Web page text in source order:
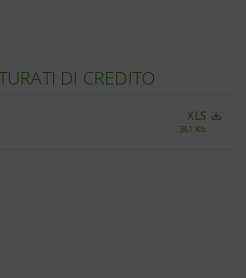
DI CREDITO
XLS
361 Kb